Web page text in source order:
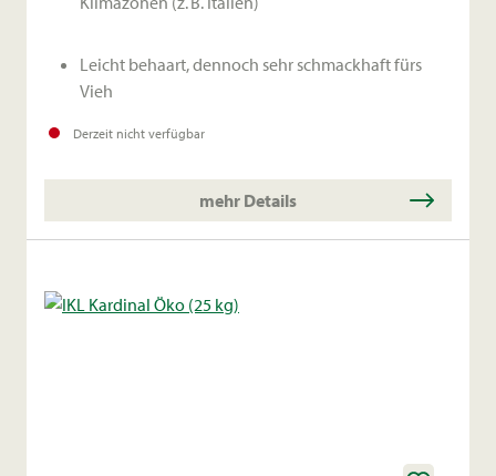
Leicht behaart, dennoch sehr schmackhaft fürs
Vieh
Derzeit nicht verfügbar
mehr Details